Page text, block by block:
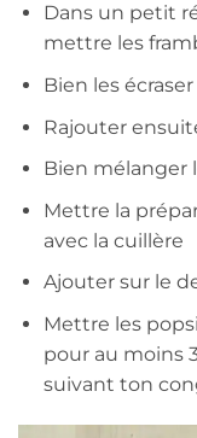
Dans un petit
mettre les
Bien les
Rajouter
Bien mélanger
Mettre la
avec la cuillère
Ajouter sur le
Mettre les
pour au moins
suivant ton